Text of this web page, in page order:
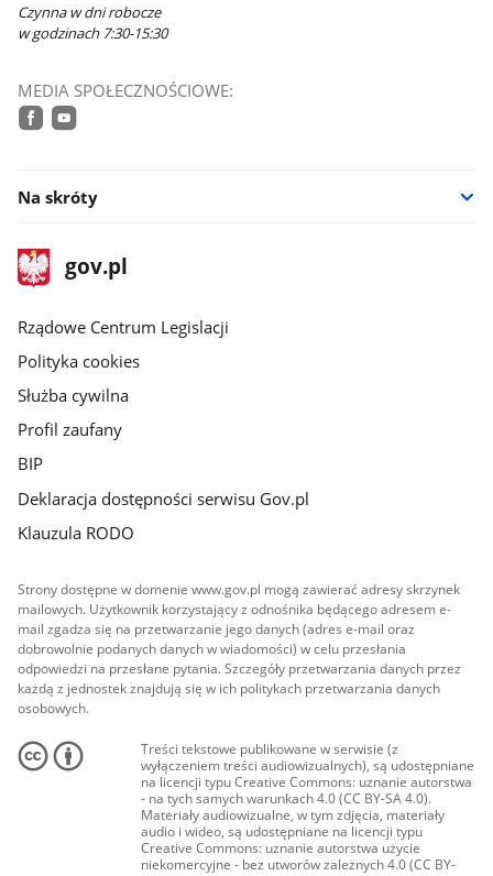
Czynna w dni robocze
w godzinach 7:30-15:30
MEDIA SPOŁECZNOŚCIOWE:
Na skróty
stopka
gov.plStrona
gov.pl
Rządowe Centrum Legislacji
Polityka cookies
Służba cywilna
Profil zaufany
BIP
Deklaracja dostępności serwisu Gov.pl
Klauzula RODO
Strony dostępne w domenie www.gov.pl mogą zawierać adresy skrzynek
mailowych. Użytkownik korzystający z odnośnika będącego adresem e-
mail zgadza się na przetwarzanie jego danych (adres e-mail oraz
dobrowolnie podanych danych w wiadomości) w celu przesłania
odpowiedzi na przesłane pytania. Szczegóły przetwarzania danych przez
każdą z jednostek znajdują się w ich politykach przetwarzania danych
osobowych.
Treści tekstowe publikowane w serwisie (z
wyłączeniem treści audiowizualnych), są udostępniane
na licencji typu Creative Commons: uznanie autorstwa
- na tych samych warunkach 4.0 (CC BY-SA 4.0).
Materiały audiowizualne, w tym zdjęcia, materiały
audio i wideo, są udostępniane na licencji typu
Creative Commons: uznanie autorstwa użycie
niekomercyjne - bez utworów zależnych 4.0 (CC BY-